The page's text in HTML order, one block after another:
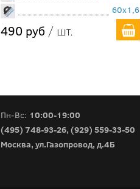
60x1,6
490 руб / шт.
Пн-Вс: 10:00-19:00
(495) 748-93-26, (929) 559-33-50
Москва, ул.Газопровод, д.4Б